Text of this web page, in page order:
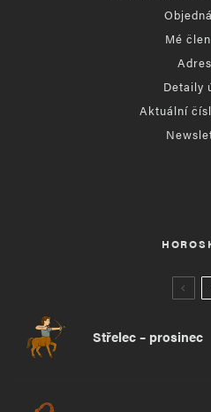
Mé
Detaily
Aktuální
Střelec – prosinec